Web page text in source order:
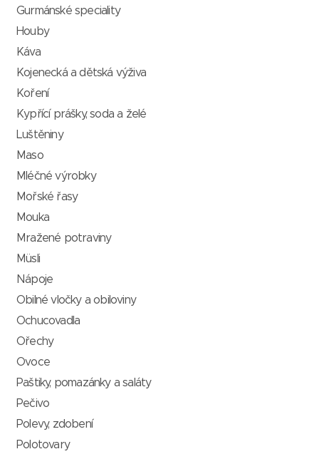
Gurmánské speciality
Houby
Káva
Kojenecká a dětská výživa
Koření
Kypřící prášky, soda a želé
Luštěniny
Maso
Mléčné výrobky
Mořské řasy
Mouka
Mražené potraviny
Müsli
Nápoje
Obilné vločky a obiloviny
Ochucovadla
Ořechy
Ovoce
Paštiky, pomazánky a saláty
Pečivo
Polevy, zdobení
Polotovary